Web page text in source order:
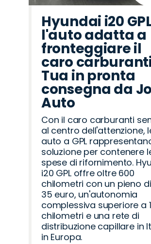
Hyundai i20
l'auto adatta a
fronteggiare il
caro
Tua in pronta
consegna da
Auto
Con il caro carburanti
al centro dell'attenzione,
auto a GPL
soluzione per contenere
spese di rifornimento.
i20 GPL offre oltre 600
chilometri con un pieno
35 euro, un'autonomia
complessiva superiore a
chilometri e una rete di
distribuzione capillare in
in Europa.